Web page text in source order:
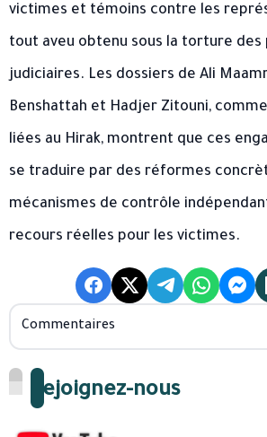
victimes et témoins contre les
tout aveu obtenu sous la torture des
judiciaires. Les dossiers de Ali
Benshattah et Hadjer Zitouni,
liées au Hirak, montrent que ces
se traduire par des réformes
mécanismes de contrôle
recours réelles pour les victimes.
Commentaires
Rejoignez-nous